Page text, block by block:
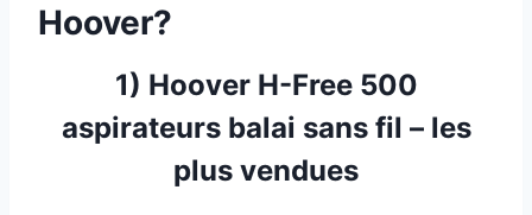
Hoover?
1) Hoover H-Free 500
aspirateurs balai sans fil – les
plus vendues